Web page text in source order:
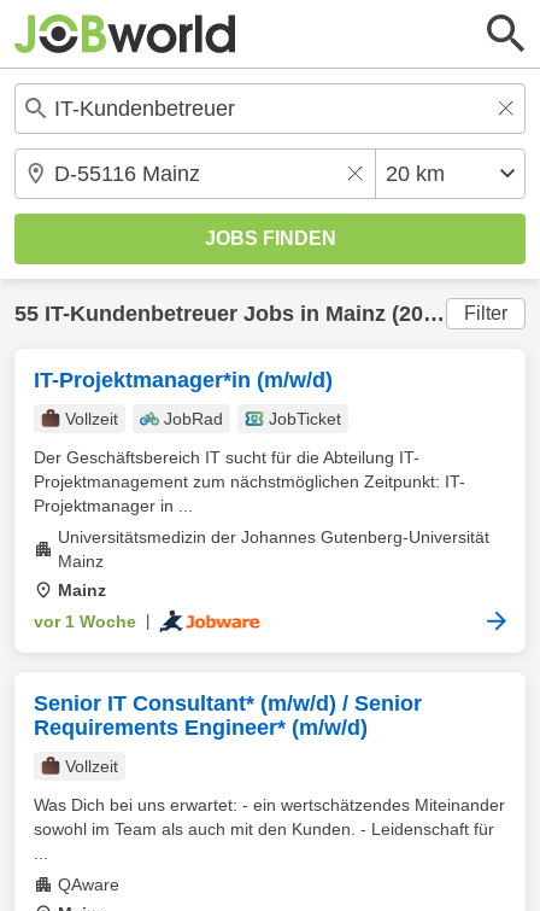
55 IT-Kundenbetreuer Jobs in Mainz (20 km) gefunden Filter
IT-Projektmanager*in (m/w/d)
Vollzeit JobRad
JobTicket
Der Geschäftsbereich IT sucht für die Abteilung IT-
Projektmanagement zum nächstmöglichen Zeitpunkt: IT-
Projektmanager in ...
Universitätsmedizin der Johannes Gutenberg-Universität
Mainz
Mainz
vor 1 Woche
Senior IT Consultant* (m/w/d) / Senior
Requirements Engineer* (m/w/d)
Vollzeit
Was Dich bei uns erwartet: - ein wertschätzendes Miteinander
sowohl im Team als auch mit den Kunden. - Leidenschaft für
QAware